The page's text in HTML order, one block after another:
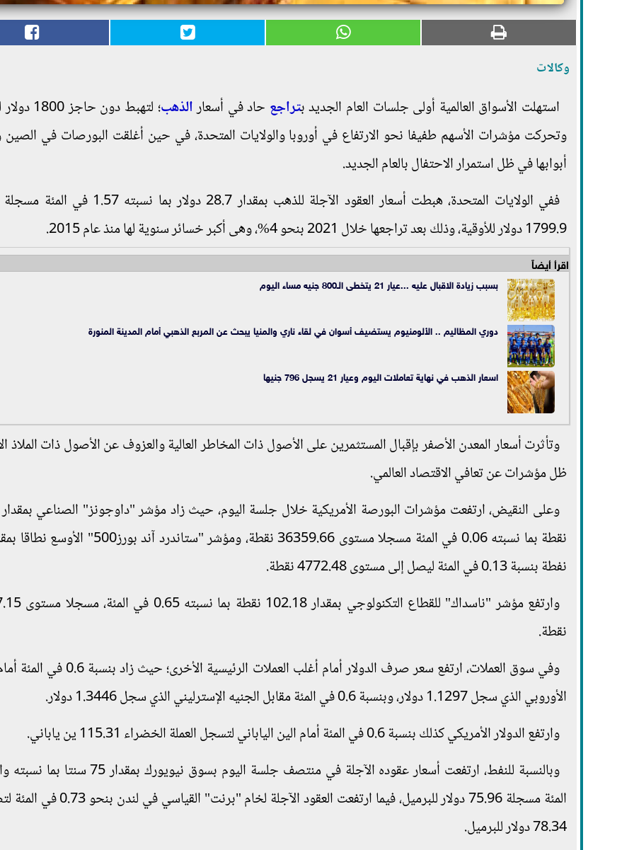
وكالات
استهلت الأسواق العالمية أولى جلسات العام الجديد بتراجع حاد في أسعارالذهب
؛ لتهبط دون
وتحركت مؤشرات الأسهم طفيفا نحو الارتفاع في أوروبا والولايات المتحدة، في حين أغلقت البورصات في الصين
أبوابها في ظل استمرار الاحتفال بالعام الجديد.
ففي الولايات المتحدة، هبطت أسعار العقود الآجلة للذهب بمقدار 28.7 دولار
1799.9 دولار للأوقية، وذلك بعد تراجعها خلال 2021 بنحو 4%، وهى أكبر خسائر سنوية لها منذ عام 2015.
اقرأ أيضاً
بسبب زيادة الاقبال عليه ...عيار 21 يتخطى الـ800 جنيه مساء اليوم
دوري المظاليم .. الألومنيوم يستضيف أسوان في لقاء ناري والمنيا يبحث عن المربع الذهبي أمام المدينة المنورة
اسعار الذهب في نهاية تعاملات اليوم وعيار 21 يسجل 796 جنيها
وتأثرت أسعار المعدن الأصفر بإقبال المستثمرين على الأصول ذات المخاطر العالية والعزوف عن الأصول ذات الملاذ
ظل مؤشرات عن تعافي الاقتصاد العالمي.
نفطة بنسبة 0.13 في المئة ليصل إلى مستوى 4772.48 نقطة.
وارتفع مؤشر "ناسداك" للقطاع
نقطة.
وفي سوق العملات، ارتفع سعر صرف الدولار أمام أغلب العملات
الأوروبي الذي سجل 1.1297 دولار، وبنسبة 0.6 في المئة مقابل الجنيه الإسترليني الذي سجل 1.3446 دولار.
وارتفع الدولار الأمريكي كذلك بنسبة 0.6 في المئة أمام الين الياباني لتسجل العملة الخضراء 115.31 ين ياباني.
وبالنسبة للنفط، ارتفعت أسعار عقوده الآجلة في منتصف جلسة اليوم بسوق
المئة مسجلة 75.96 دولار للبرميل، فيما ارتفعت العقود الآجلة
78.34 دولار للبرميل.